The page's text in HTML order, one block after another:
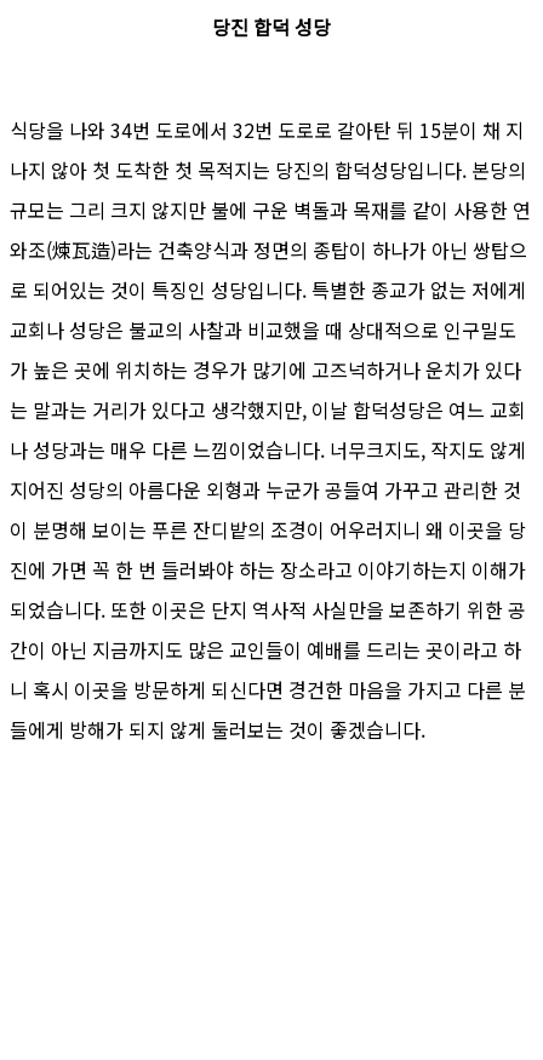
당진 합덕 성당
식당을 나와 34번 도로에서 32번 도로로 갈아탄 뒤 15분이 채 지
나지 않아 첫 도착한 첫 목적지는 당진의 합덕성당입니다. 본당의
규모는 그리 크지 않지만 불에 구운 벽돌과 목재를 같이 사용한 연
와조(煉瓦造)라는 건축양식과 정면의 종탑이 하나가 아닌 쌍탑으
로 되어있는 것이 특징인 성당입니다. 특별한 종교가 없는 저에게
교회나 성당은 불교의 사찰과 비교했을 때 상대적으로 인구밀도
가 높은 곳에 위치하는 경우가 많기에 고즈넉하거나 운치가 있다
는 말과는 거리가 있다고 생각했지만, 이날 합덕성당은 여느 교회
나 성당과는 매우 다른 느낌이었습니다. 너무크지도, 작지도 않게
지어진 성당의 아름다운 외형과 누군가 공들여 가꾸고 관리한 것
이 분명해 보이는 푸른 잔디밭의 조경이 어우러지니 왜 이곳을 당
진에 가면 꼭 한 번 들러봐야 하는 장소라고 이야기하는지 이해가
되었습니다. 또한 이곳은 단지 역사적 사실만을 보존하기 위한 공
간이 아닌 지금까지도 많은 교인들이 예배를 드리는 곳이라고 하
니 혹시 이곳을 방문하게 되신다면 경건한 마음을 가지고 다른 분
들에게 방해가 되지 않게 둘러보는 것이 좋겠습니다.